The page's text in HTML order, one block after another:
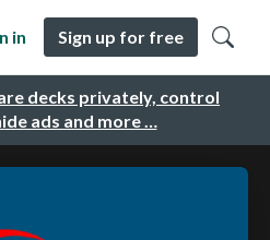
decks privately, control
ads and more …
in Sign up for free